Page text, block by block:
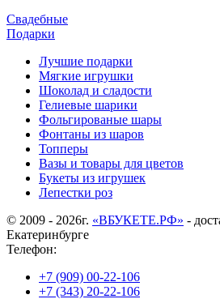
Свадебные
Подарки
Лучшие подарки
Мягкие игрушки
Шоколад и сладости
Гелиевые шарики
Фольгированые шары
Фонтаны из шаров
Топперы
Вазы и товары для цветов
Букеты из игрушек
Лепестки роз
© 2009 - 2026г. «ВБУКЕТЕ.РФ» -
Екатеринбурге
Телефон:
+7 (909) 00-22-106
+7 (343) 20-22-106